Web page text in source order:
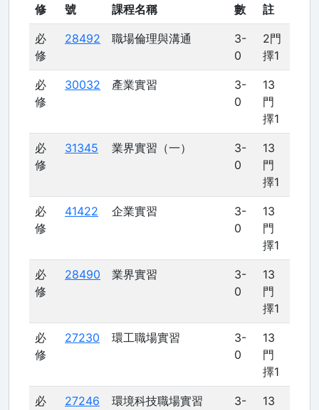
修
號
課程名稱
數
註
必
修
28492 職場倫理與溝通
3-
0
2門
擇1
必
修
30032 產業實習
3-
0
13
門
擇1
必
修
31345 業界實習（一）
3-
0
13
門
擇1
必
修
41422 企業實習
3-
0
13
門
擇1
必
修
28490 業界實習
3-
0
13
門
擇1
必
修
27230 環工職場實習
3-
0
13
門
擇1
必
27246 環境科技職場實習
3-
13